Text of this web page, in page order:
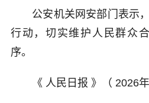
公安机关网安部门表示，
行动，切实维护人民群众
序。
《 人民日报 》（ 2026年